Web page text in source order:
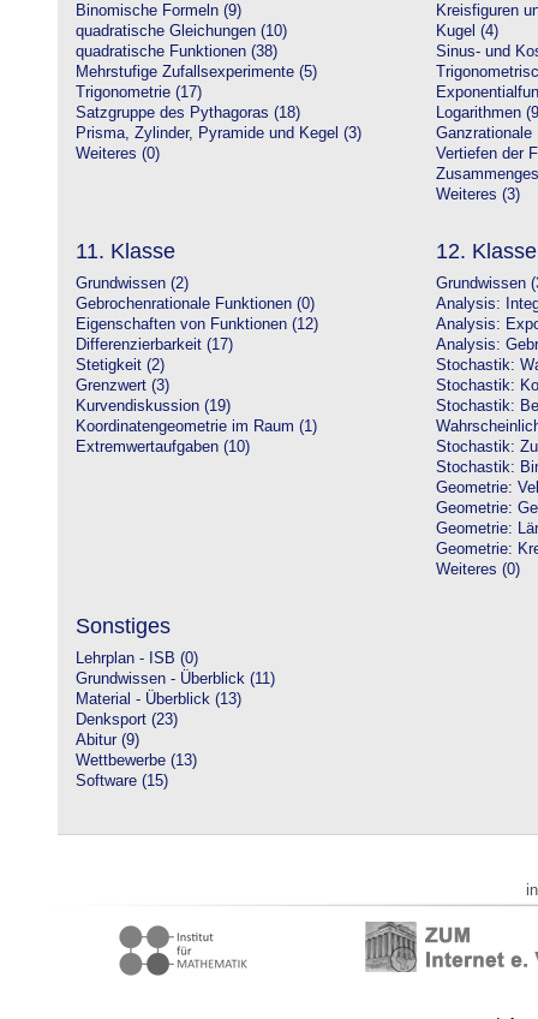
Binomische Formeln (9)
quadratische Gleichungen (10)
quadratische Funktionen (38)
Mehrstufige Zufallsexperimente (5)
Trigonometrie (17)
Satzgruppe des Pythagoras (18)
Prisma, Zylinder, Pyramide und Kegel (3)
Weiteres (0)
Kreisfiguren
Kugel (4)
Sinus- und
Logarithmen
Ganzrationale
Vertiefen der
Weiteres (3)
11. Klasse
Grundwissen (2)
Gebrochenrationale Funktionen (0)
Eigenschaften von Funktionen (12)
Differenzierbarkeit (17)
Stetigkeit (2)
Grenzwert (3)
Kurvendiskussion (19)
Koordinatengeometrie im Raum (1)
Extremwertaufgaben (10)
12. Klasse
Grundwissen
Analysis:
Analysis:
Analysis:
Stochastik:
Stochastik:
Stochastik:
Stochastik:
Stochastik:
Geometrie:
Geometrie:
Geometrie:
Geometrie:
Weiteres (0)
Sonstiges
Lehrplan - ISB (0)
Grundwissen - Überblick (11)
Material - Überblick (13)
Denksport (23)
Abitur (9)
Wettbewerbe (13)
Software (15)